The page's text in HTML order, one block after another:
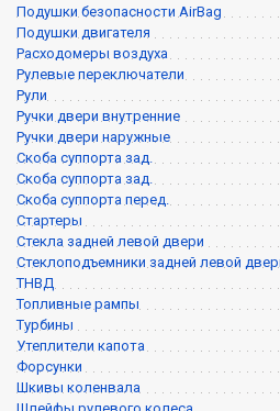
Подушки безопасности AirBag
Подушки двигателя
Расходомеры воздуха
Рулевые переключатели
Рули
Ручки двери внутренние
Ручки двери наружные
Скоба суппорта зад.
Скоба суппорта зад.
Скоба суппорта перед.
Стартеры
Стекла задней левой двери
Стеклоподъемники задней левой
ТНВД
Топливные рампы
Турбины
Утеплители капота
Форсунки
Шкивы коленвала